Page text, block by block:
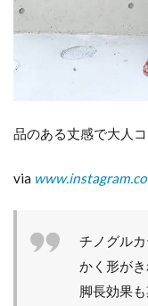
品のある丈感で大人
via
チノグル
かく形が
脚長効果